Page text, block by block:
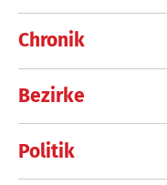
Chronik
Bezirke
Politik